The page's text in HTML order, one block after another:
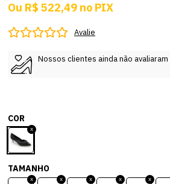
Ou R$ 522,49 no PIX
Avalie
Nossos clientes ainda não
COR
TAMANHO